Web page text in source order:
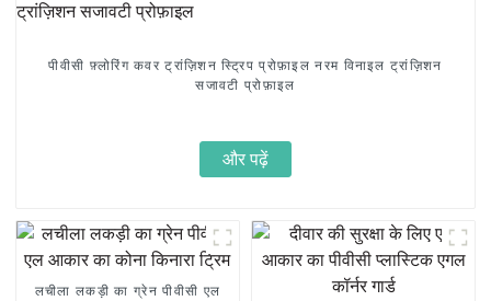
पीवीसी फ़्लोरिंग कवर ट्रांज़िशन स्ट्रिप प्रोफ़ाइल नरम विनाइल ट्रांज़िशन
सजावटी प्रोफ़ाइल
और पढ़ें
लचीला लकड़ी का ग्रेन पीवीसी एल